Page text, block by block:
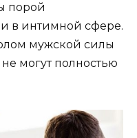
порой
в интимной сфере.
мужской силы
могут полностью